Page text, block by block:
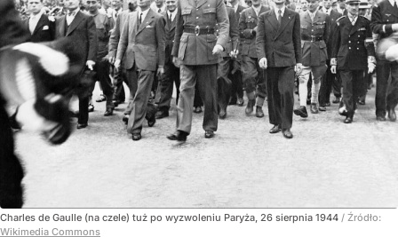
Charles de Gaulle (na czele) tuż po wyzwoleniu Paryża, 26 sierpnia 1944 / Źródło:
Wikimedia Commons